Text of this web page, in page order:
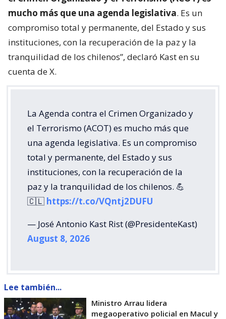
mucho más que una agenda legislativa. Es un
compromiso total y permanente, del Estado y sus
instituciones, con la recuperación de la paz y la
tranquilidad de los chilenos”, declaró Kast en su
cuenta de X.
La Agenda contra el Crimen Organizado y
el Terrorismo (ACOT) es mucho más que
una agenda legislativa. Es un compromiso
total y permanente, del Estado y sus
instituciones, con la recuperación de la
paz y la tranquilidad de los chilenos. 💪
🇨🇱 https://t.co/VQntj2DUFU
— José Antonio Kast Rist (@PresidenteKast)
August 8, 2026
Lee también...
Ministro Arrau lidera
megaoperativo policial en Macul y